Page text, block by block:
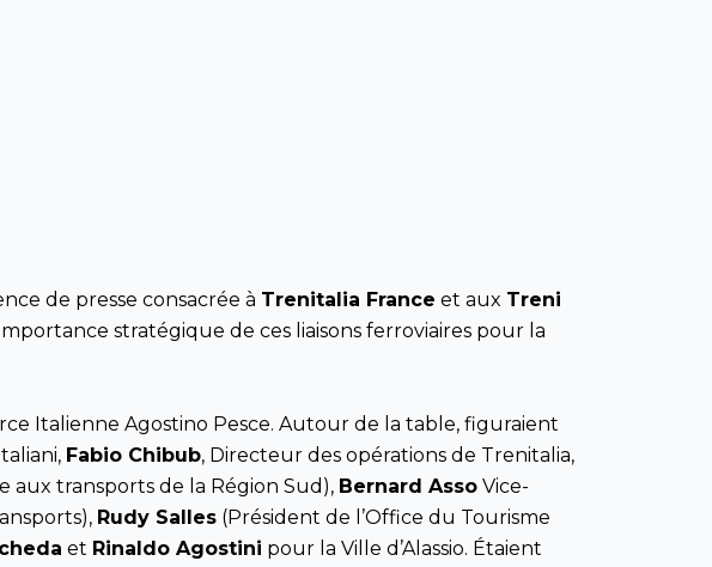
de presse consacrée à Trenitalia France et aux Treni
stratégique de ces liaisons ferroviaires pour la
Italienne Agostino Pesce. Autour de la table, figuraient
Fabio Chibub, Directeur des opérations de Trenitalia,
aux transports de la Région Sud), Bernard Asso Vice-
Rudy Salles (Président de l’Office du Tourisme
et Rinaldo Agostini pour la Ville d’Alassio. Étaient